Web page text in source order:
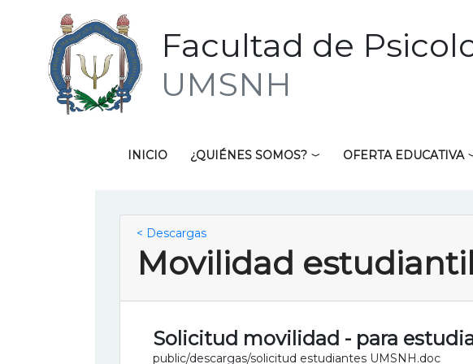
Facultad de
UMSNH
INICIO ¿QUIÉNES SOMOS? OFERTA EDUCATIVA
< Descargas
Movilidad estudiantil
Solicitud movilidad - para
public/descargas/solicitud estudiantes UMSNH.doc